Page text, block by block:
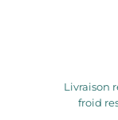
Livraison
froid